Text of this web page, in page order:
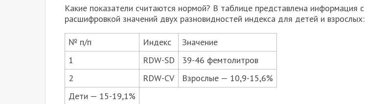
Какие показатели считаются нормой? В таблице представлена информация с
расшифровкой значений двух разновидностей индекса для детей и взрослых:
№ п/п Индекс
Значение
1
RDW-SD
39-46 фемтолитров
2
RDW-CV
Взрослые — 10,9-15,6%
Дети — 15-19,1%